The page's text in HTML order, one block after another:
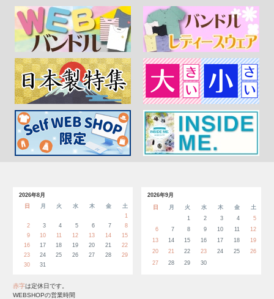
2026年8月
日
月 火 水 木 金
土
1
2
3 4 5 6 7
8
9
10 11 12 13 14
15
16
17 18 19 20 21
22
23
24 25 26 27 28
29
30
31
2026年9月
日
月 火 水 木 金
土
1
2 3 4
5
6
7 8 9 10 11
12
13
14 15 16 17 18
19
20
21 22 23 24 25
26
27
28 29 30
赤字は定休日です。
WEBSHOPの営業時間